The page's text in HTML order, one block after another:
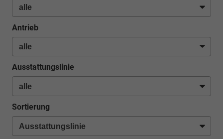
Antrieb
Ausstattungslinie
Sortierung